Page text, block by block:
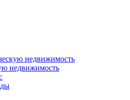
недвижимость
недвижимость